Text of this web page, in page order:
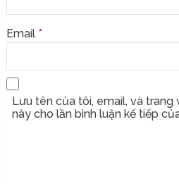
Email *
Lưu tên của tôi, email, và
này cho lần bình luận kế tiếp